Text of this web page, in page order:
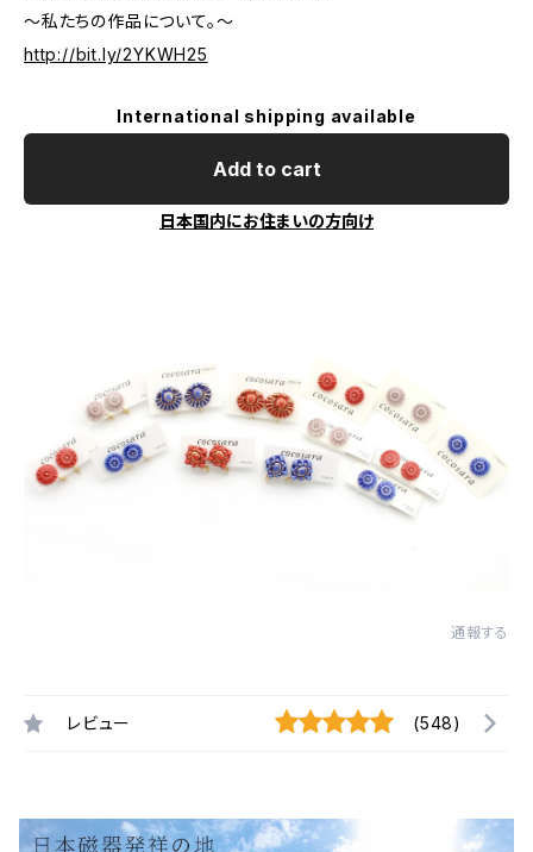
～私たちの作品について。～
http://bit.ly/2YKWH25
International shipping available
Add to cart
日本国内にお住まいの方向け
通報する
レビュー (548)